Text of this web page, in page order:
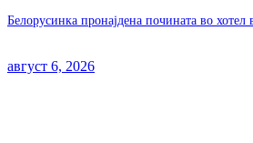
Белорусинка пронајдена почината во
август 6, 2026